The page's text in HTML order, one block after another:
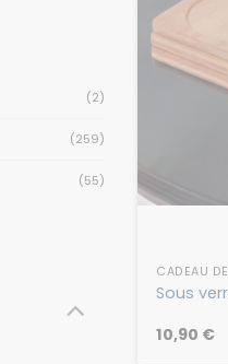
(2)
(259)
(55)
CADEAU
Sous
10,90 €